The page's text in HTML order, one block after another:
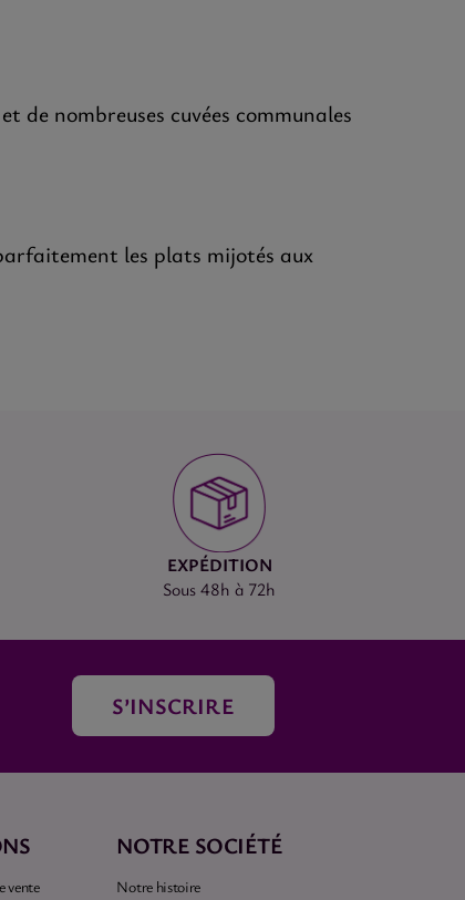
de nombreuses cuvées communales
les plats mijotés aux
EXPÉDITION
Sous 48h à 72h
S’INSCRIRE
vente
NOTRE SOCIÉTÉ
Notre histoire